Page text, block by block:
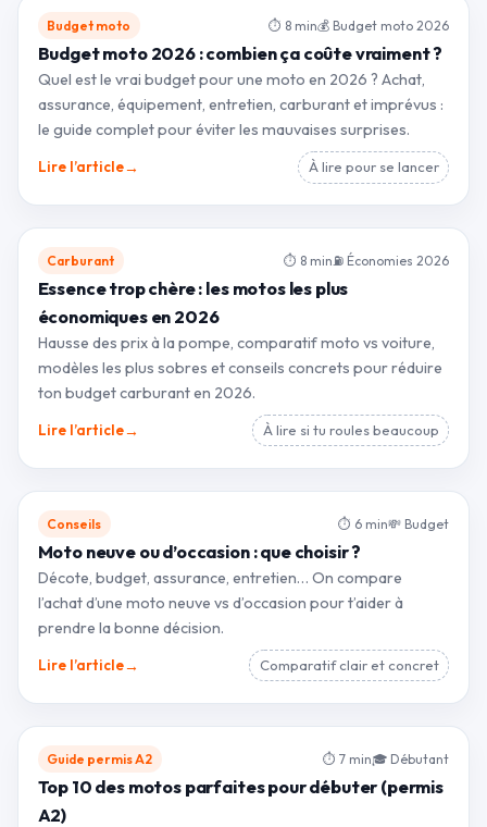
Budget moto ⏱ 8 min💰 Budget moto 2026
Budget moto 2026 : combien ça coûte vraiment ?
Quel est le vrai budget pour une moto en 2026 ? Achat,
assurance, équipement, entretien, carburant et imprévus :
le guide complet pour éviter les mauvaises surprises.
Lire l’article→ À lire pour se lancer
Carburant ⏱ 8 min⛽ Économies 2026
Essence trop chère : les motos les plus
économiques en 2026
Hausse des prix à la pompe, comparatif moto vs voiture,
modèles les plus sobres et conseils concrets pour réduire
ton budget carburant en 2026.
Lire l’article→ À lire si tu roules beaucoup
Conseils ⏱ 6 min💸 Budget
Moto neuve ou d’occasion : que choisir ?
Décote, budget, assurance, entretien… On compare
l’achat d’une moto neuve vs d’occasion pour t’aider à
prendre la bonne décision.
Lire l’article→ Comparatif clair et concret
Guide permis A2 ⏱ 7 min🎓 Débutant
Top 10 des motos parfaites pour débuter (permis
A2)